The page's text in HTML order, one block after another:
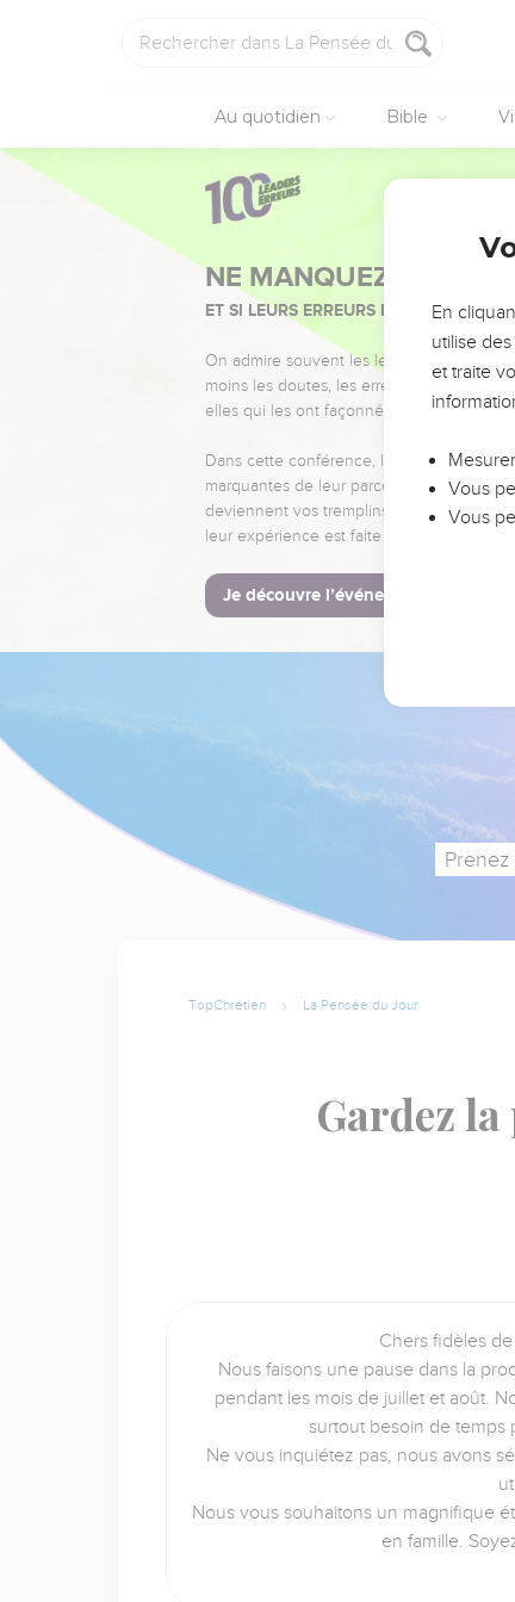
Au quotidien Bible
NE MANQUEZ PAS
ET SI LEURS ERREURS POUVAIENT
On admire souvent les leaders pour leurs
moins les doutes, les erreurs et les
elles qui les ont façonnés.
Dans cette conférence, leaders,
marquantes de leur parcours et les clés
deviennent vos tremplins. Que vous
leur expérience est faite pour vous.
Je découvre l’événement
TopChrétien La Pensée du Jour
Gardez
Chers fidèles
Nous faisons une pause dans la
pendant les mois de juillet et août.
surtout besoin de temps
Ne vous inquiétez pas, nous avons
Nous vous souhaitons un magnifique
en famille.
En
utilise
et traite
Vous
Vous